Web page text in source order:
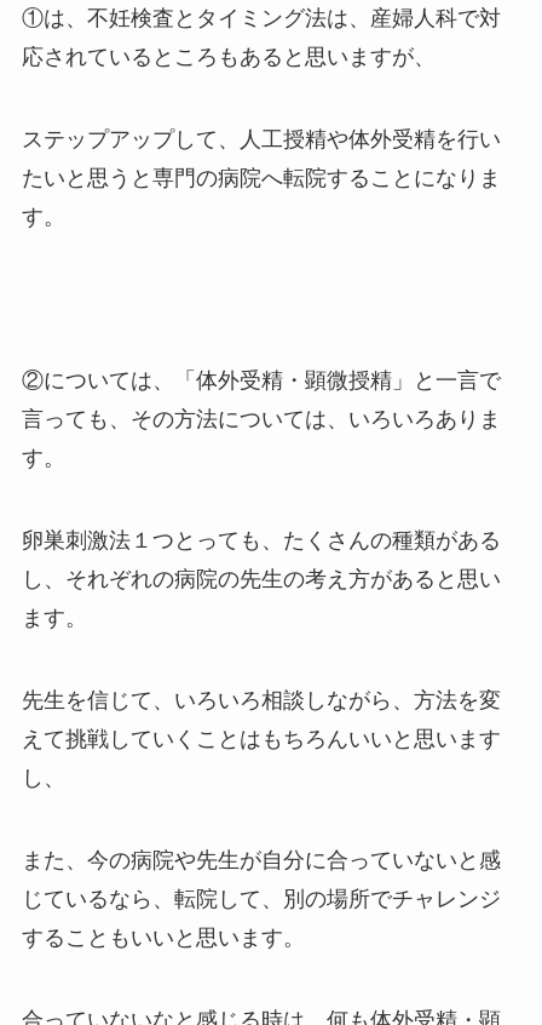
①は、不妊検査とタイミング法は、産婦人科で対
応されているところもあると思いますが、
ステップアップして、人工授精や体外受精を行い
たいと思うと専門の病院へ転院することになりま
す。
②については、「体外受精・顕微授精」と一言で
言っても、その方法については、いろいろありま
す。
卵巣刺激法１つとっても、たくさんの種類がある
し、それぞれの病院の先生の考え方があると思い
ます。
先生を信じて、いろいろ相談しながら、方法を変
えて挑戦していくことはもちろんいいと思います
し、
また、今の病院や先生が自分に合っていないと感
じているなら、転院して、別の場所でチャレンジ
することもいいと思います。
合っていないなと感じる時は、何も体外受精・顕